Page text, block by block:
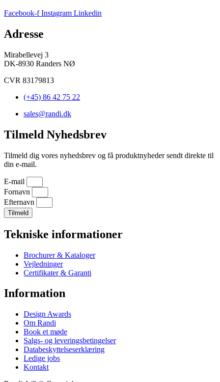
Facebook-f Instagram Linkedin
Adresse
Mirabellevej 3
DK-8930 Randers NØ
CVR 83179813
(+45) 86 42 75 22
sales@randi.dk
Tilmeld Nyhedsbrev
Tilmeld dig vores nyhedsbrev og få produktnyheder sendt direkte til
din e-mail.
E-mail
Fornavn
Efternavn
Tilmeld
Tekniske informationer
Brochurer & Kataloger
Vejledninger
Certifikater & Garanti
Information
Design Awards
Om Randi
Book et møde
Salgs- og leveringsbetingelser
Databeskyttelseserklæring
Ledige jobs
Kontakt